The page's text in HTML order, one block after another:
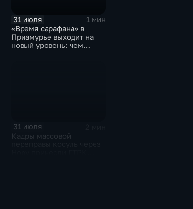
31 июля
1 мин
«Время сарафана» в
Приамурье выходит на
новый уровень: чем
31 июля
Кадры массовой